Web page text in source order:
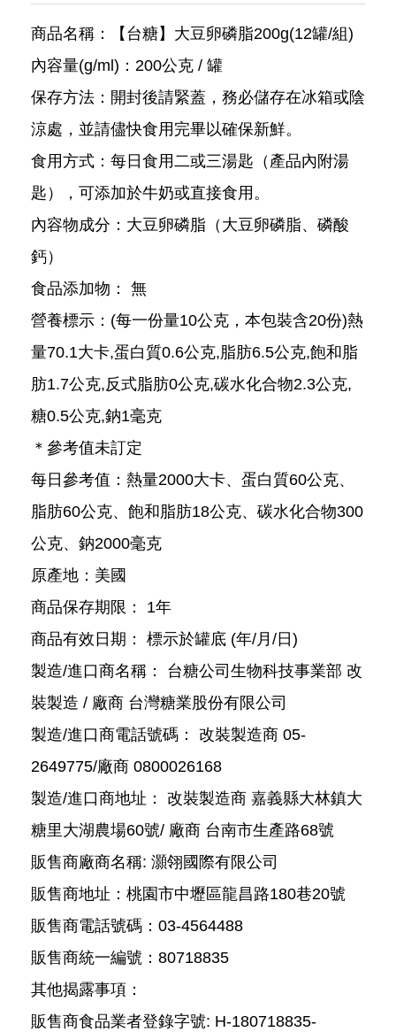
商品名稱：【台糖】大豆卵磷脂200g(12罐/組)
內容量(g/ml)：200公克 / 罐
保存方法：開封後請緊蓋，務必儲存在冰箱或陰
涼處，並請儘快食用完畢以確保新鮮。
食用方式：每日食用二或三湯匙（產品內附湯
匙），可添加於牛奶或直接食用。
內容物成分：大豆卵磷脂（大豆卵磷脂、磷酸
鈣）
食品添加物： 無
營養標示：(每一份量10公克，本包裝含20份)熱
量70.1大卡,蛋白質0.6公克,脂肪6.5公克,飽和脂
肪1.7公克,反式脂肪0公克,碳水化合物2.3公克,
糖0.5公克,鈉1毫克
＊參考值未訂定
每日參考值：熱量2000大卡、蛋白質60公克、
脂肪60公克、飽和脂肪18公克、碳水化合物300
公克、鈉2000毫克
原產地：美國
商品保存期限： 1年
商品有效日期： 標示於罐底 (年/月/日)
製造/進口商名稱： 台糖公司生物科技事業部 改
裝製造 / 廠商 台灣糖業股份有限公司
製造/進口商電話號碼： 改裝製造商 05-
2649775/廠商 0800026168
製造/進口商地址： 改裝製造商 嘉義縣大林鎮大
糖里大湖農場60號/ 廠商 台南市生產路68號
販售商廠商名稱: 灝翎國際有限公司
販售商地址：桃園市中壢區龍昌路180巷20號
販售商電話號碼：03-4564488
販售商統一編號：80718835
其他揭露事項：
販售商食品業者登錄字號: H-180718835-